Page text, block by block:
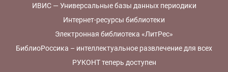
ИВИС — Универсальные базы данных периодики
Интернет-ресурсы библиотеки
Электронная библиотека «ЛитРес»
БиблиоРоссика – интеллектуальное развлечение для всех
РУКОНТ теперь доступен